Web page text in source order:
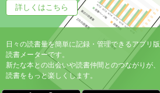
詳しくはこちら
日々の読書量を簡単に記録・管理できるアプリ版
読書メーターです。
新たな本との出会いや読書仲間とのつながりが、
読書をもっと楽しくします。